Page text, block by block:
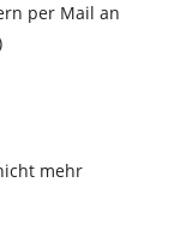
per Mail an
mehr